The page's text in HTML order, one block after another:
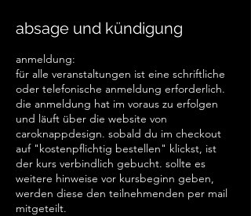
absage und kündigung
anmeldung:
für alle veranstaltungen ist eine schriftliche
oder telefonische anmeldung erforderlich.
die anmeldung hat im voraus zu erfolgen
und läuft über die website von
caroknappdesign. sobald du im checkout
auf "kostenpflichtig bestellen" klickst, ist
der kurs verbindlich gebucht. sollte es
weitere hinweise vor kursbeginn geben,
werden diese den teilnehmenden per mail
mitgeteilt.